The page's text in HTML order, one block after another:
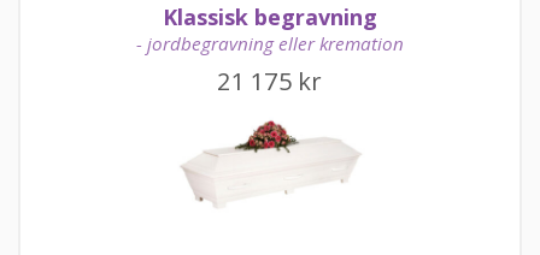
Klassisk begravning
- jordbegravning eller kremation
21 175 kr